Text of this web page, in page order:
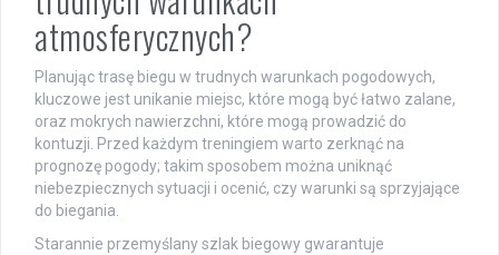
atmosferycznych?
Planując trasę biegu w trudnych warunkach pogodowych,
kluczowe jest unikanie miejsc, które mogą być łatwo zalane,
oraz mokrych nawierzchni, które mogą prowadzić do
kontuzji. Przed każdym treningiem warto zerknąć na
prognozę pogody; takim sposobem można uniknąć
niebezpiecznych sytuacji i ocenić, czy warunki są sprzyjające
do biegania.
Starannie przemyślany szlak biegowy gwarantuje